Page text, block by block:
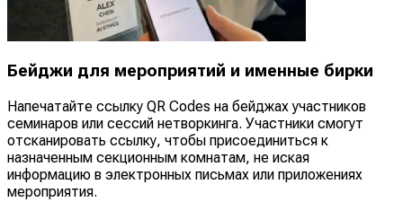
Бейджи для мероприятий и именные бирки
Напечатайте ссылку QR Codes на бейджах участников
семинаров или сессий нетворкинга. Участники смогут
отсканировать ссылку, чтобы присоединиться к
назначенным секционным комнатам, не иская
информацию в электронных письмах или приложениях
мероприятия.